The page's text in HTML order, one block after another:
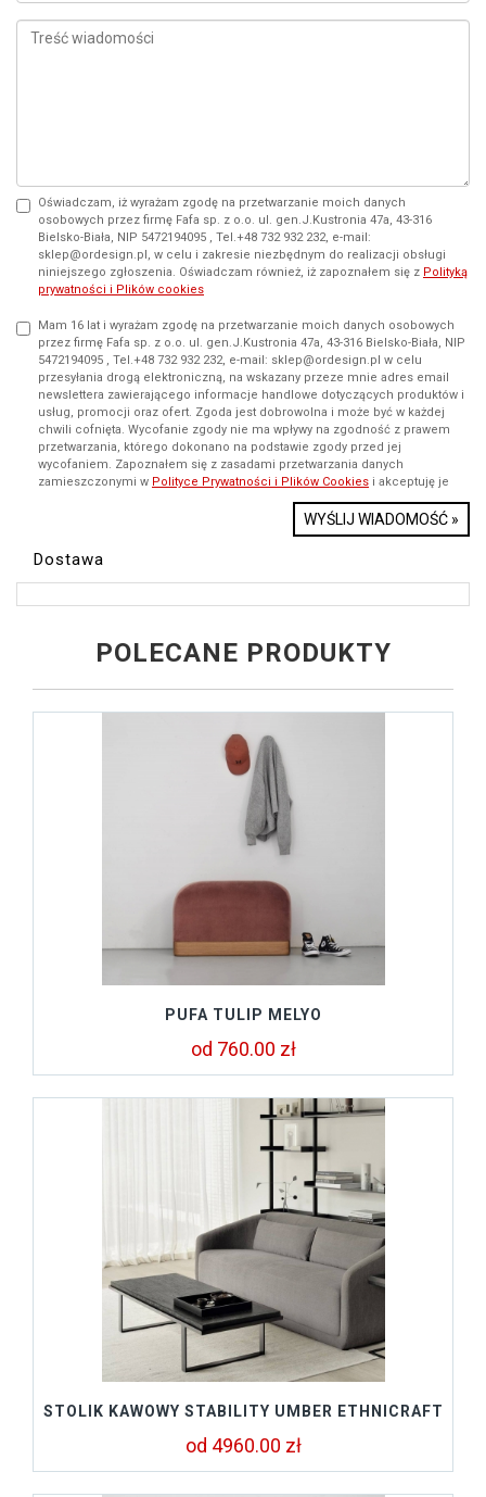
Oświadczam, iż wyrażam zgodę na przetwarzanie moich danych
osobowych przez firmę Fafa sp. z o.o. ul. gen.J.Kustronia 47a, 43-316
Bielsko-Biała, NIP 5472194095 , Tel.+48 732 932 232, e-mail:
sklep@ordesign.pl, w celu i zakresie niezbędnym do realizacji obsługi
niniejszego zgłoszenia. Oświadczam również, iż zapoznałem się z Polityką
prywatności i Plików cookies
Mam 16 lat i wyrażam zgodę na przetwarzanie moich danych osobowych
przez firmę Fafa sp. z o.o. ul. gen.J.Kustronia 47a, 43-316 Bielsko-Biała, NIP
5472194095 , Tel.+48 732 932 232, e-mail: sklep@ordesign.pl w celu
przesyłania drogą elektroniczną, na wskazany przeze mnie adres email
newslettera zawierającego informacje handlowe dotyczących produktów i
usług, promocji oraz ofert. Zgoda jest dobrowolna i może być w każdej
chwili cofnięta. Wycofanie zgody nie ma wpływy na zgodność z prawem
przetwarzania, którego dokonano na podstawie zgody przed jej
wycofaniem. Zapoznałem się z zasadami przetwarzania danych
zamieszczonymi w Polityce Prywatności i Plików Cookies i akceptuję je
WYŚLIJ WIADOMOŚĆ »
Dostawa
POLECANE PRODUKTY
PUFA TULIP MELYO
od 760.00 zł
STOLIK KAWOWY STABILITY UMBER ETHNICRAFT
od 4960.00 zł